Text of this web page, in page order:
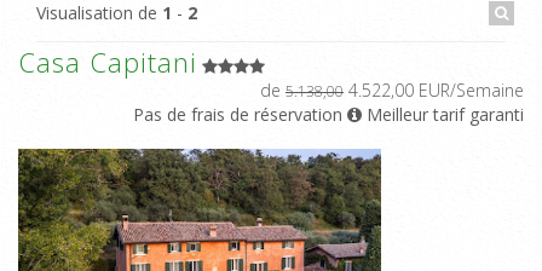
Visualisation de 1 - 2
Casa Capitani
de 5.138,00 4.522,00 EUR/Semaine
Pas de frais de réservation
Meilleur tarif garanti